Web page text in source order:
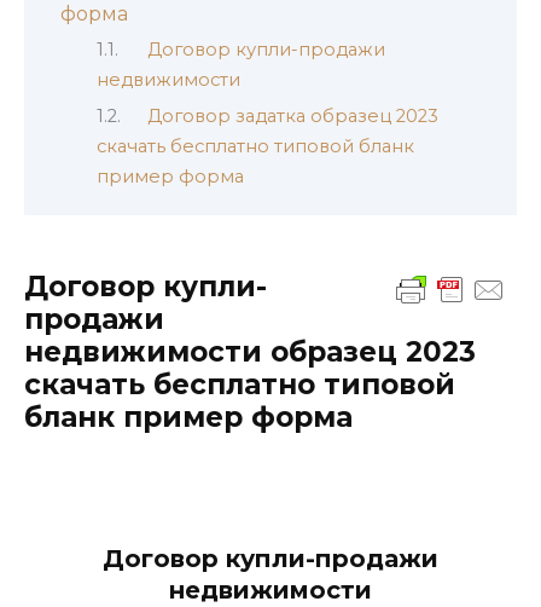
форма
Договор купли-продажи
недвижимости
Договор задатка образец 2023
скачать бесплатно типовой бланк
пример форма
Договор купли-
продажи
недвижимости образец 2023
скачать бесплатно типовой
бланк пример форма
Договор купли-продажи
недвижимости